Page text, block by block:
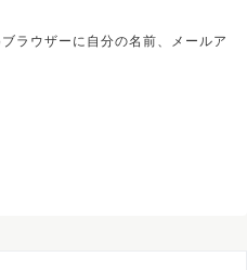
ラウザーに自分の名前、メールア